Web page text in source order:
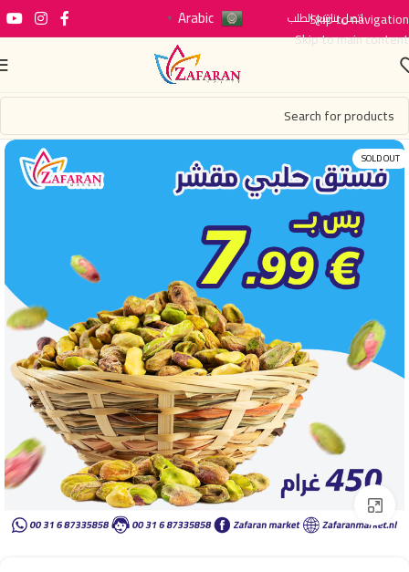
Skip to navigation
Skip to main content
اتصل بناتتبع الطلب Arabic
▼
SOLD OUT
Click to enlarge